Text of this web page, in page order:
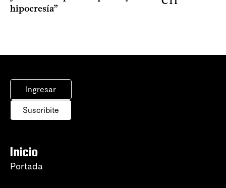
hipocresía”
Ingresar
Suscribite
Inicio
Portada